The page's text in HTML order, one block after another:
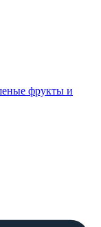
фрукты и